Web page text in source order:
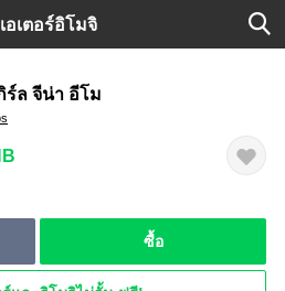
อเตอร์อิโมจิ
ร์ล จีน่า อีโม
ซื้อ